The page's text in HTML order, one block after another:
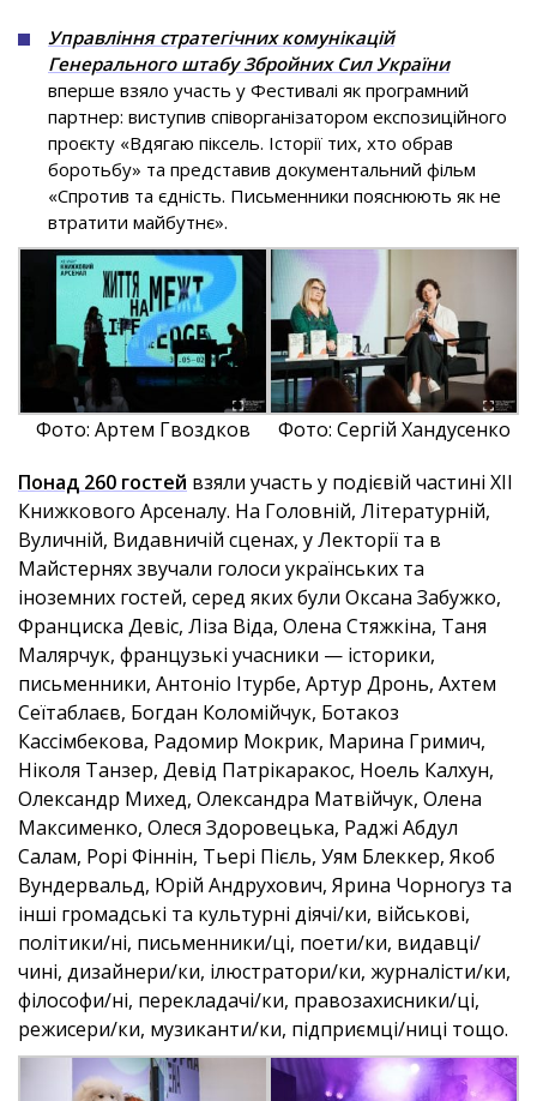
Управління стратегічних комунікацій
Генерального штабу Збройних Сил України
вперше взяло участь у Фестивалі як програмний
партнер: виступив співорганізатором експозиційного
проєкту «Вдягаю піксель. Історії тих, хто обрав
боротьбу» та представив документальний фільм
«Спротив та єдність. Письменники пояснюють як не
втратити майбутнє».
Фото: Артем Гвоздков
Фото: Сергій Хандусенко
Понад 260 гостей взяли участь у подієвій частині ХІІ
Книжкового Арсеналу. На Головній, Літературній,
Вуличній, Видавничій сценах, у Лекторії та в
Майстернях звучали голоси українських та
іноземних гостей, серед яких були Оксана Забужко,
Франциска Девіс, Ліза Віда, Олена Стяжкіна, Таня
Малярчук, французькі учасники — історики,
письменники, Антоніо Ітурбе, Артур Дронь, Ахтем
Сеїтаблаєв, Богдан Коломійчук, Ботакоз
Кассімбекова, Радомир Мокрик, Марина Гримич,
Ніколя Танзер, Девід Патрікаракос, Ноель Калхун,
Олександр Михед, Олександра Матвійчук, Олена
Максименко, Олеся Здоровецька, Раджі Абдул
Салам, Рорі Фіннін, Тьері Пієль, Уям Блеккер, Якоб
Вундервальд, Юрій Андрухович, Ярина Чорногуз та
інші громадські та культурні діячі/ки, військові,
політики/ні, письменники/ці, поети/ки, видавці/
чині, дизайнери/ки, ілюстратори/ки, журналісти/ки,
філософи/ні, перекладачі/ки, правозахисники/ці,
режисери/ки, музиканти/ки, підприємці/ниці тощо.